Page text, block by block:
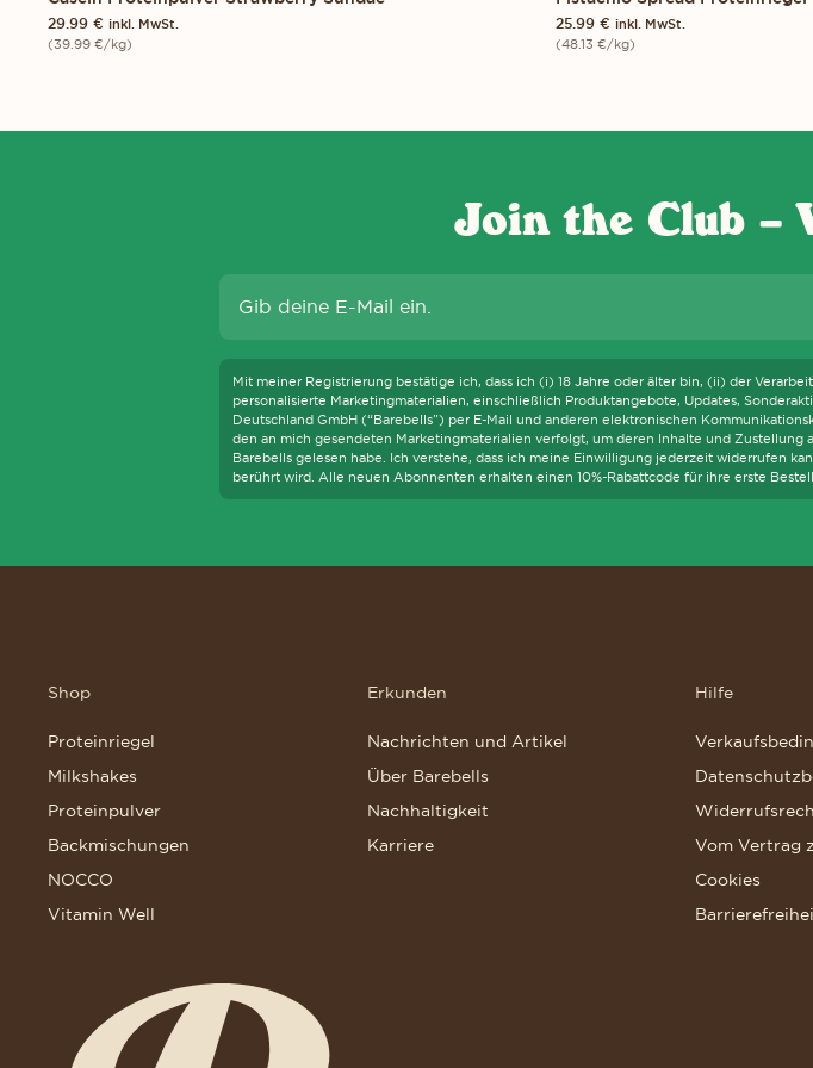
29.99 € inkl. MwSt.
(39.99 €/kg)
25.99 € inkl. MwSt.
(48.13 €/kg)
Join the Club –
Mit meiner Registrierung bestätige ich, dass ich (i) 18 Jahre oder älter bin, (ii) der
personalisierte Marketingmaterialien, einschließlich Produktangebote, Updates,
Deutschland GmbH (“Barebells”) per E-Mail und anderen elektronischen
den an mich gesendeten Marketingmaterialien verfolgt, um deren Inhalte und Zustellung
Barebells gelesen habe. Ich verstehe, dass ich meine Einwilligung jederzeit widerrufen
berührt wird. Alle neuen Abonnenten erhalten einen 10%-Rabattcode für ihre erste
Shop
Proteinriegel
Milkshakes
Proteinpulver
Backmischungen
NOCCO
Vitamin Well
Erkunden
Nachrichten und Artikel
Über Barebells
Nachhaltigkeit
Karriere
Hilfe
Vom Vertrag
Cookies
ZUR BARRIEREFREIHEIT. DIESE VERPFLICHTUNG BEDEUTET, DASS WIR DIE WCAG-RICHTLINIEN